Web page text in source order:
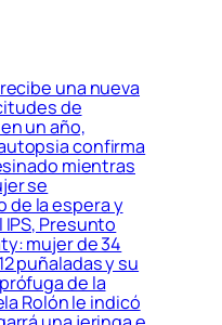
una nueva
de
un año,
confirma
mientras
se
de la espera y
Presunto
mujer de 34
puñaladas y su
de la
Rolón le indicó